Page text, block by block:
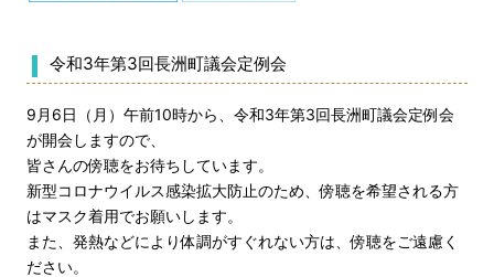
令和3年第3回長洲町議会定例会
9月6日（月）午前10時から、令和3年第3回長洲町議会定例会
が開会しますので、
皆さんの傍聴をお待ちしています。
新型コロナウイルス感染拡大防止のため、傍聴を希望される方
はマスク着用でお願いします。
また、発熱などにより体調がすぐれない方は、傍聴をご遠慮く
ださい。